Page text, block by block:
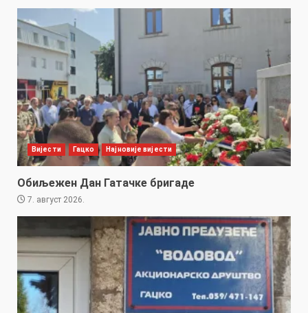
Вијести Гацко Најновије вијести
Обиљежен Дан Гатачке бригаде
7. август 2026.